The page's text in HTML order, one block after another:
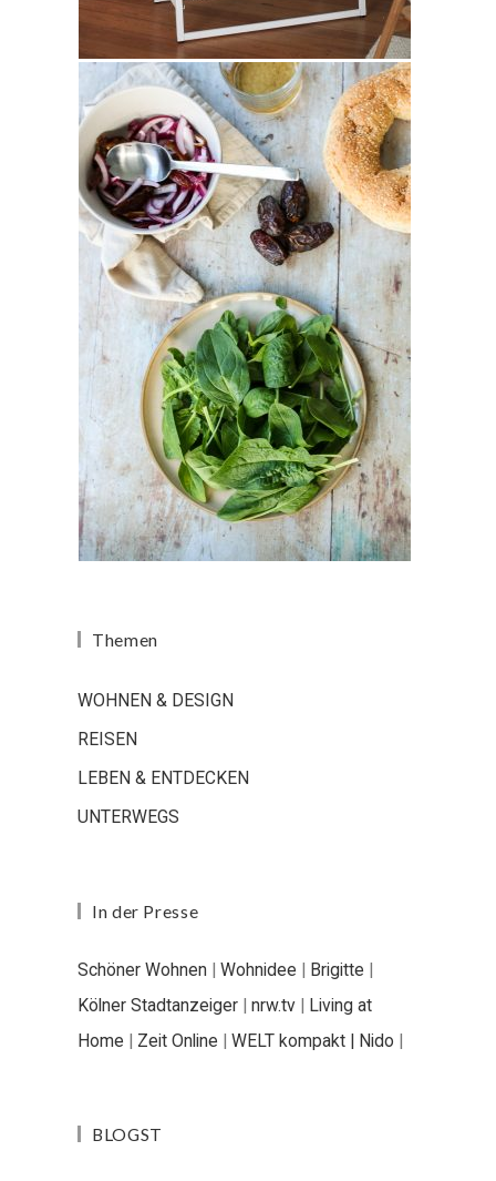
Themen
WOHNEN & DESIGN
REISEN
LEBEN & ENTDECKEN
UNTERWEGS
In der Presse
Schöner Wohnen | Wohnidee | Brigitte |
Kölner Stadtanzeiger | nrw.tv | Living at
Home | Zeit Online | WELT kompakt | Nido |
BLOGST